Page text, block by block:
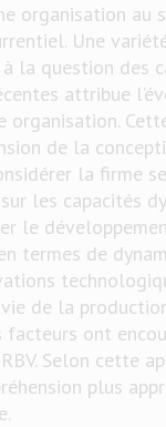
organisation au
Une
la question des
attribue
organisation.
de la
la firme
les capacités
le
termes de
de la
ont
Selon cette
plus